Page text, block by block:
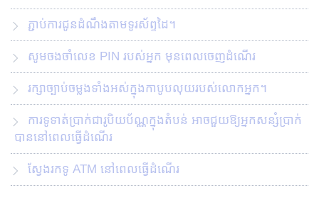
ភ្ជាប់ការជូនដំណឹងតាមទូរស័ព្ទដៃ។
សូមចងចាំលេខ PIN របស់អ្នក មុនពេលចេញដំណើរ
រក្សាច្បាប់ចម្លងទាំងអស់ក្នុងកាបូបលុយរបស់លោកអ្នក។
បាននៅពេលធ្វើដំណើរ
ស្វែងរកទូ​ ATM ​នៅពេលធ្វើដំណើរ